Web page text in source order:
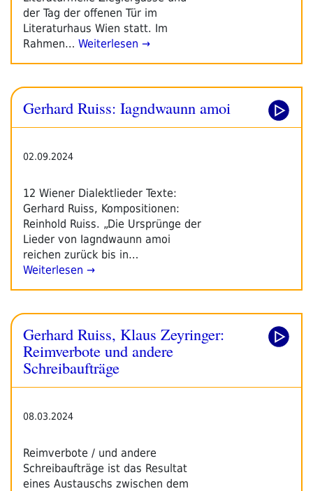
der Tag der offenen Tür im
Literaturhaus Wien statt. Im
Rahmen… Weiterlesen →
Gerhard Ruiss: Iagndwaunn amoi
02.09.2024
12 Wiener Dialektlieder Texte:
Gerhard Ruiss, Kompositionen:
Reinhold Ruiss. „Die Ursprünge der
Lieder von Iagndwaunn amoi
reichen zurück bis in…
Weiterlesen →
Gerhard Ruiss, Klaus Zeyringer:
Reimverbote und andere
Schreibaufträge
08.03.2024
Reimverbote / und andere
Schreibaufträge ist das Resultat
eines Austauschs zwischen dem